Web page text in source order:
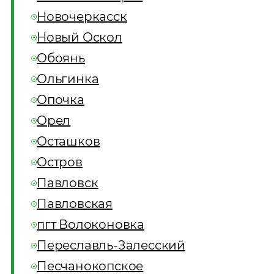
Новочеркасск
Новый Оскол
Обоянь
Ольгинка
Опочка
Орел
Осташков
Остров
Павловск
Павловская
пгт Волоконовка
Переславль-Залесский
Песчанокопское